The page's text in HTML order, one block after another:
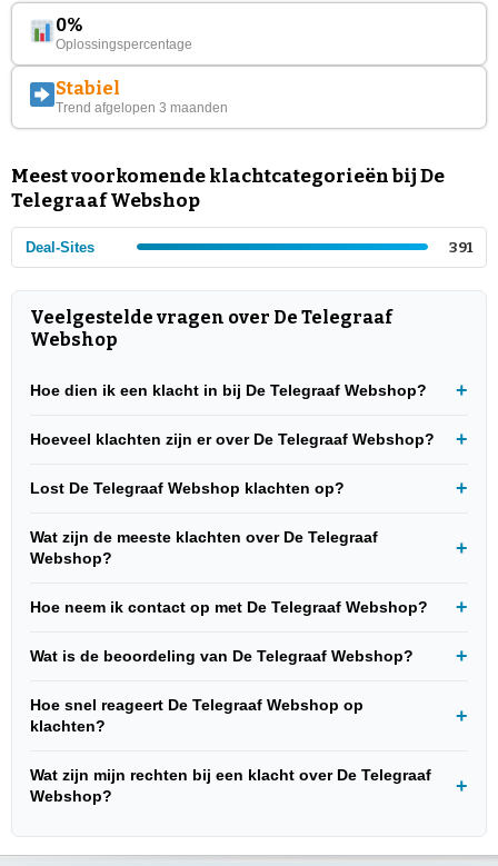
0%
Oplossingspercentage
Stabiel
Trend afgelopen 3 maanden
Meest voorkomende klachtcategorieën bij De
Telegraaf Webshop
Deal-Sites 391
Veelgestelde vragen over De Telegraaf
Webshop
Hoe dien ik een klacht in bij De Telegraaf Webshop?
Hoeveel klachten zijn er over De Telegraaf Webshop?
Lost De Telegraaf Webshop klachten op?
Wat zijn de meeste klachten over De Telegraaf
Webshop?
Hoe neem ik contact op met De Telegraaf Webshop?
Wat is de beoordeling van De Telegraaf Webshop?
Hoe snel reageert De Telegraaf Webshop op
klachten?
Wat zijn mijn rechten bij een klacht over De Telegraaf
Webshop?